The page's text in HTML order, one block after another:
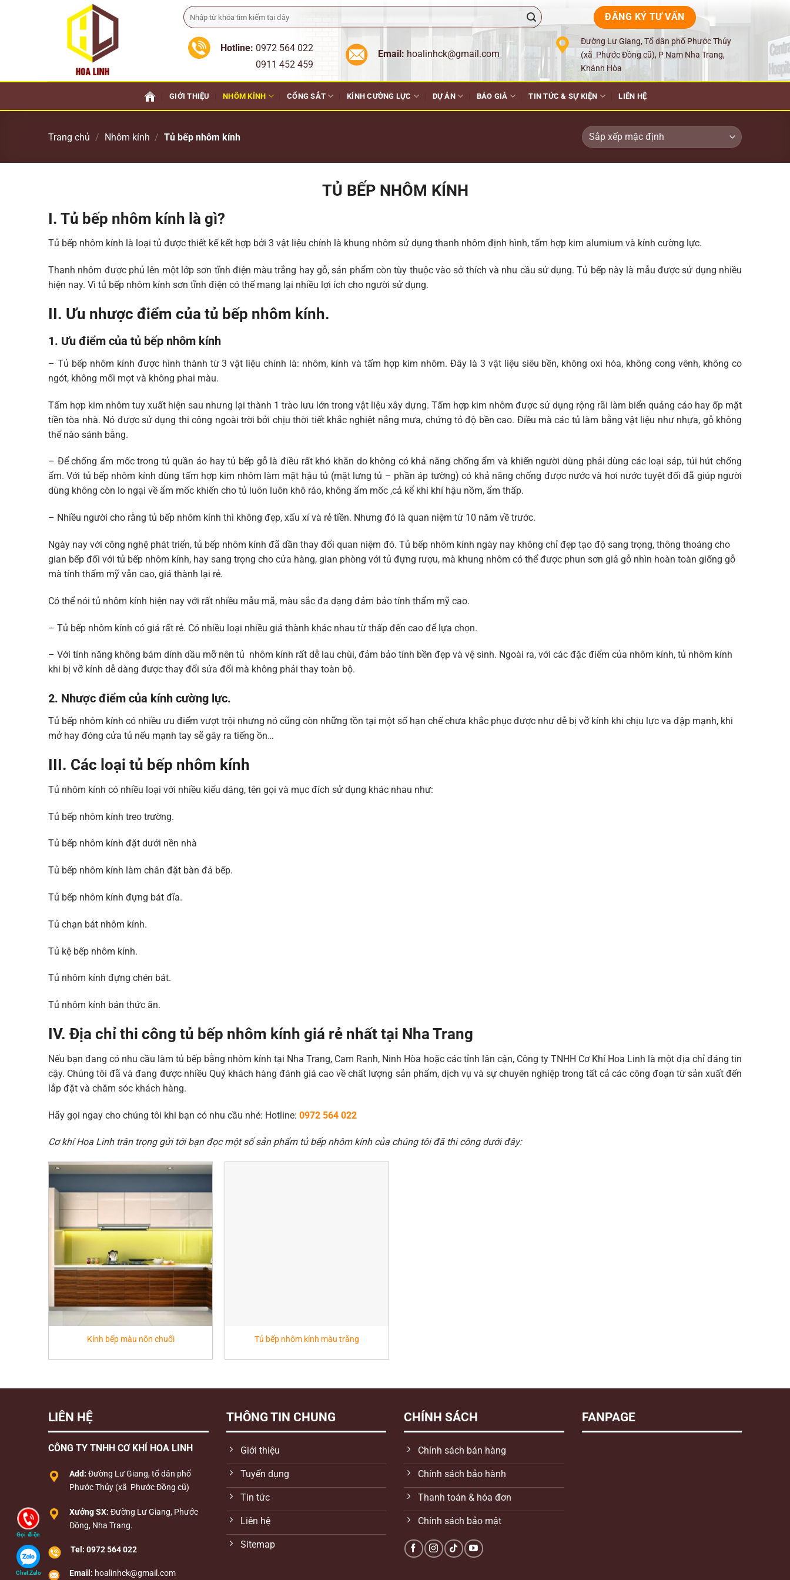
Tìm
kiếm:
Hotline: 0972 564 022
0911 452 459
Email: hoalinhck@gmail.com
ĐĂNG KÝ TƯ VẤN
Đường Lư Giang, Tổ dân phố Phước Thủy
(xã Phước Đồng cũ), P Nam Nha Trang,
Khánh Hòa
GIỚI THIỆU NHÔM KÍNH CỔNG SẮT KÍNH CƯỜNG LỰC DỰ ÁN BÁO GIÁ TIN TỨC & SỰ KIỆN LIÊN HỆ
Trang chủ / Nhôm kính / Tủ bếp nhôm kính
TỦ BẾP NHÔM KÍNH
I. Tủ bếp nhôm kính là gì?
Tủ bếp nhôm kính là loại tủ được thiết kế kết hợp bởi 3 vật liệu chính là khung nhôm sử dụng thanh nhôm định hình, tấm hợp kim alumium và kính cường lực.
Thanh nhôm được phủ lên một lớp sơn tĩnh điện màu trắng hay gỗ, sản phẩm còn tùy thuộc vào sở thích và nhu cầu sử dụng. Tủ bếp này là mẫu được sử dụng nhiều
hiện nay. Vì tủ bếp nhôm kính sơn tĩnh điện có thể mang lại nhiều lợi ích cho người sử dụng.
II. Ưu nhược điểm của tủ bếp nhôm kính.
1. Ưu điểm của tủ bếp nhôm kính
– Tủ bếp nhôm kính được hình thành từ 3 vật liệu chính là: nhôm, kính và tấm hợp kim nhôm. Đây là 3 vật liệu siêu bền, không oxi hóa, không cong vênh, không co
ngót, không mối mọt và không phai màu.
Tấm hợp kim nhôm tuy xuất hiện sau nhưng lại thành 1 trào lưu lớn trong vật liệu xây dựng. Tấm hợp kim nhôm được sử dụng rộng rãi làm biển quảng cáo hay ốp mặt
tiền tòa nhà. Nó được sử dụng thi công ngoài trời bởi chịu thời tiết khắc nghiệt nắng mưa, chứng tỏ độ bền cao. Điều mà các tủ làm bằng vật liệu như nhựa, gỗ không
thể nào sánh bằng.
– Để chống ẩm mốc trong tủ quần áo hay tủ bếp gỗ là điều rất khó khăn do không có khả năng chống ẩm và khiến người dùng phải dùng các loại sáp, túi hút chống
ẩm. Với tủ bếp nhôm kính dùng tấm hợp kim nhôm làm mặt hậu tủ (mặt lưng tủ – phần áp tường) có khả năng chống được nước và hơi nước tuyệt đối đã giúp người
dùng không còn lo ngại về ẩm mốc khiến cho tủ luôn luôn khô ráo, không ẩm mốc ,cả kể khi khí hậu nồm, ẩm thấp.
– Nhiều người cho rằng tủ bếp nhôm kính thì không đẹp, xấu xí và rẻ tiền. Nhưng đó là quan niệm từ 10 năm về trước.
Ngày nay với công nghệ phát triển, tủ bếp nhôm kính đã dần thay đổi quan niệm đó. Tủ bếp nhôm kính ngày nay không chỉ đẹp tạo độ sang trọng, thông thoáng cho
gian bếp đối với tủ bếp nhôm kính, hay sang trọng cho cửa hàng, gian phòng với tủ đựng rượu, mà khung nhôm có thể được phun sơn giả gỗ nhìn hoàn toàn giống gỗ
mà tính thẩm mỹ vẫn cao, giá thành lại rẻ.
Có thể nói tủ nhôm kính hiện nay với rất nhiều mẫu mã, màu sắc đa dạng đảm bảo tính thẩm mỹ cao.
– Tủ bếp nhôm kính có giá rất rẻ. Có nhiều loại nhiều giá thành khác nhau từ thấp đến cao để lựa chọn.
– Với tính năng không bám dính dầu mỡ nên tủ nhôm kính rất dễ lau chùi, đảm bảo tính bền đẹp và vệ sinh. Ngoài ra, với các đặc điểm của nhôm kính, tủ nhôm kính
khi bị vỡ kính dễ dàng được thay đổi sửa đổi mà không phải thay toàn bộ.
2. Nhược điểm của kính cường lực.
Tủ bếp nhôm kính có nhiều ưu điểm vượt trội nhưng nó cũng còn những tồn tại một số hạn chế chưa khắc phục được như dễ bị vỡ kính khi chịu lực va đập mạnh, khi
mở hay đóng cửa tủ nếu mạnh tay sẽ gây ra tiếng ồn…
III. Các loại tủ bếp nhôm kính
Tủ nhôm kính có nhiều loại với nhiều kiểu dáng, tên gọi và mục đích sử dụng khác nhau như:
Tủ bếp nhôm kính treo trường.
Tủ bếp nhôm kính đặt dưới nền nhà
Tủ bếp nhôm kính làm chân đặt bàn đá bếp.
Tủ bếp nhôm kính đựng bát đĩa.
Tủ chạn bát nhôm kính.
Tủ kệ bếp nhôm kính.
Tủ nhôm kính đựng chén bát.
Tủ nhôm kính bán thức ăn.
IV. Địa chỉ thi công tủ bếp nhôm kính giá rẻ nhất tại Nha Trang
Nếu bạn đang có nhu cầu làm tủ bếp bằng nhôm kính tại Nha Trang, Cam Ranh, Ninh Hòa hoặc các tỉnh lân cận, Công ty TNHH Cơ Khí Hoa Linh là một địa chỉ đáng tin
cậy. Chúng tôi đã và đang được nhiều Quý khách hàng đánh giá cao về chất lượng sản phẩm, dịch vụ và sự chuyên nghiệp trong tất cả các công đoạn từ sản xuất đến
lắp đặt và chăm sóc khách hàng.
Hãy gọi ngay cho chúng tôi khi bạn có nhu cầu nhé: Hotline: 0972 564 022
Cơ khí Hoa Linh trân trọng gửi tới bạn đọc một số sản phẩm tủ bếp nhôm kính của chúng tôi đã thi công dưới đây:
Kính bếp màu nõn chuối Tủ bếp nhôm kính màu trắng
LIÊN HỆ
CÔNG TY TNHH CƠ KHÍ HOA LINH
Add: Đường Lư Giang, tổ dân phố
Phước Thủy (xã Phước Đồng cũ)
Xưởng SX: Đường Lư Giang, Phước
Đồng, Nha Trang.
Tel: 0972 564 022
Email: hoalinhck@gmail.com
THÔNG TIN CHUNG
Giới thiệu
Tuyển dụng
Tin tức
Liên hệ
Sitemap
CHÍNH SÁCH
Chính sách bán hàng
Chính sách bảo hành
Thanh toán & hóa đơn
Chính sách bảo mật
FANPAGE
Gọi điện
Chat Zalo